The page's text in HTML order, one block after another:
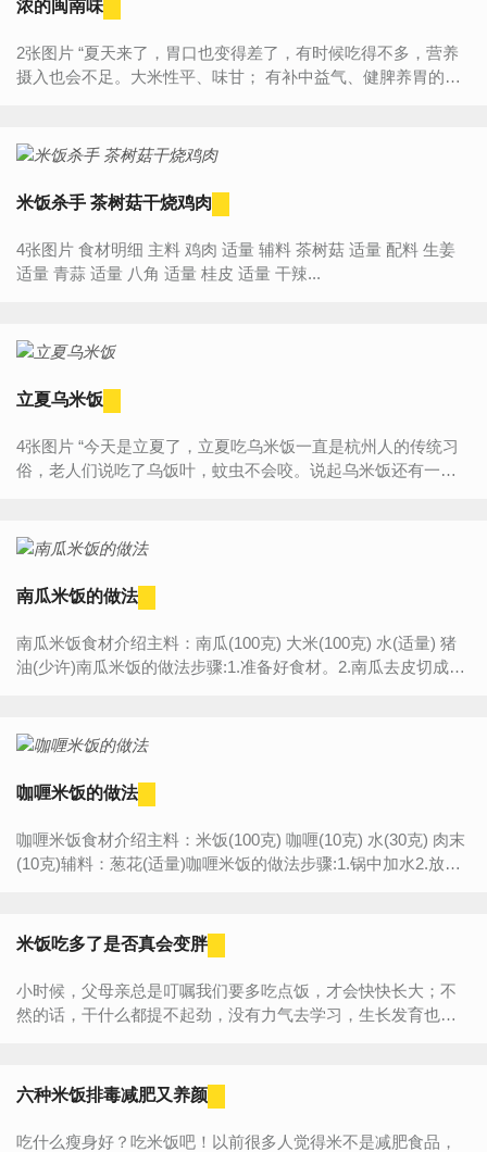
浓的闽南味
2张图片 “夏天来了，胃口也变得差了，有时候吃得不多，营养
摄入也会不足。大米性平、味甘； 有补中益气、健脾养胃的功
米饭杀手 茶树菇干烧鸡肉
4张图片 食材明细 主料 鸡肉 适量 辅料 茶树菇 适量 配料 生姜
适量 青蒜 适量 八角 适量 桂皮 适量 干辣...
立夏乌米饭
4张图片 “今天是立夏了，立夏吃乌米饭一直是杭州人的传统习
俗，老人们说吃了乌饭叶，蚊虫不会咬。说起乌米饭还有一个
南瓜米饭的做法
南瓜米饭食材介绍主料：南瓜(100克) 大米(100克) 水(适量) 猪
油(少许)南瓜米饭的做法步骤:1.准备好食材。2.南瓜去皮切成1
咖喱米饭的做法
咖喱米饭食材介绍主料：米饭(100克) 咖喱(10克) 水(30克) 肉末
(10克)辅料：葱花(适量)咖喱米饭的做法步骤:1.锅中加水2.放入
米饭吃多了是否真会变胖
小时候，父母亲总是叮嘱我们要多吃点饭，才会快快长大；不
然的话，干什么都提不起劲，没有力气去学习，生长发育也会
六种米饭排毒减肥又养颜
吃什么瘦身好？吃米饭吧！以前很多人觉得米不是减肥食品，